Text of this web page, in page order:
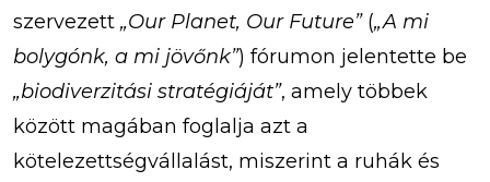
szervezett „Our Planet, Our Future” („A mi
bolygónk, a mi jövőnk”) fórumon jelentette be
„biodiverzitási stratégiáját”, amely többek
között magában foglalja azt a
kötelezettségvállalást, miszerint a ruhák és